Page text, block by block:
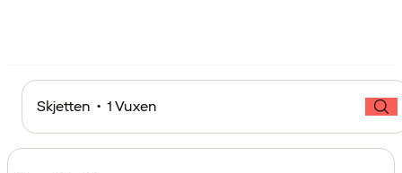
Skjetten • 1 Vuxen